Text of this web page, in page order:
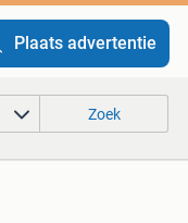
Plaats advertentie
Zoek